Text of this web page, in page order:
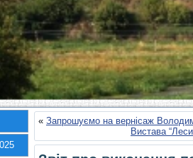
« Запрошуємо на вернісаж
Вистава